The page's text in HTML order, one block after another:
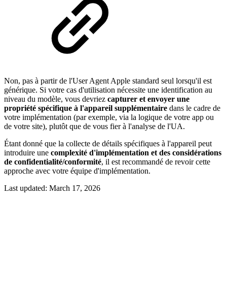
Non, pas à partir de l'User Agent Apple standard seul lorsqu'il est
générique. Si votre cas d'utilisation nécessite une identification au
niveau du modèle, vous devriez capturer et envoyer une
propriété spécifique à l'appareil supplémentaire dans le cadre de
votre implémentation (par exemple, via la logique de votre app ou
de votre site), plutôt que de vous fier à l'analyse de l'UA.
Étant donné que la collecte de détails spécifiques à l'appareil peut
introduire une complexité d'implémentation et des considérations
de confidentialité/conformité, il est recommandé de revoir cette
approche avec votre équipe d'implémentation.
Last updated: March 17, 2026